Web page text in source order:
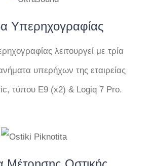
Υπερηχογραφίας
λειτουργεί με τρία
υπερήχων της εταιρείας
τύπου Ε9 (x2) & Logiq 7 Pro.